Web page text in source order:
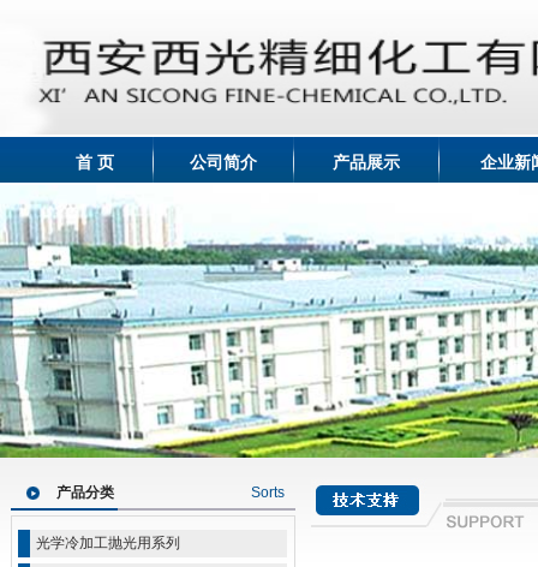
首 页 公司简介 产品展示 企业新
产品分类 Sorts
光学冷加工抛光用系列